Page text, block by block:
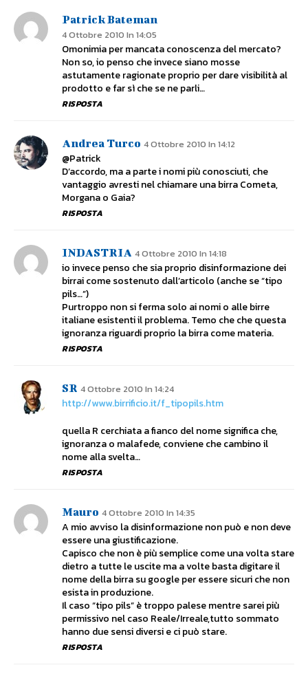
Patrick Bateman
4 Ottobre 2010 In 14:05
Omonimia per mancata conoscenza del mercato?
Non so, io penso che invece siano mosse
astutamente ragionate proprio per dare visibilità al
prodotto e far sì che se ne parli…
RISPOSTA
Andrea Turco 4 Ottobre 2010 In 14:12
@Patrick
D’accordo, ma a parte i nomi più conosciuti, che
vantaggio avresti nel chiamare una birra Cometa,
Morgana o Gaia?
RISPOSTA
INDASTRIA 4 Ottobre 2010 In 14:18
io invece penso che sia proprio disinformazione dei
birrai come sostenuto dall’articolo (anche se “tipo
pils…”)
Purtroppo non si ferma solo ai nomi o alle birre
italiane esistenti il problema. Temo che che questa
ignoranza riguardi proprio la birra come materia.
RISPOSTA
SR 4 Ottobre 2010 In 14:24
http://www.birrificio.it/f_tipopils.htm
quella R cerchiata a fianco del nome significa che,
ignoranza o malafede, conviene che cambino il
nome alla svelta…
RISPOSTA
Mauro 4 Ottobre 2010 In 14:35
A mio avviso la disinformazione non può e non deve
essere una giustificazione.
Capisco che non è più semplice come una volta stare
dietro a tutte le uscite ma a volte basta digitare il
nome della birra su google per essere sicuri che non
esista in produzione.
Il caso “tipo pils” è troppo palese mentre sarei più
permissivo nel caso Reale/Irreale,tutto sommato
hanno due sensi diversi e ci può stare.
RISPOSTA